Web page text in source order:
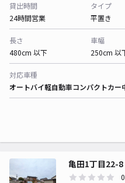
貸出時間
24時間営業
タイプ
平置き
長さ
480cm 以下
車幅
250cm 以
対応車種
オートバイ軽自動車コンパクトカー
亀田1丁目22-
0